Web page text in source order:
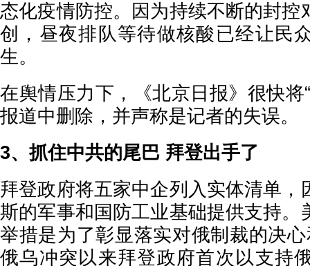
态化疫情防控。因为持续不断的封控
创，昼夜排队等待做核酸已经让民
生。
在舆情压力下，《北京日报》很快将
报道中删除，并声称是记者的失误。
3、抓住中共的尾巴 拜登出手了
拜登政府将五家中企列入实体清单，
斯的军事和国防工业基础提供支持。
举措是为了彰显落实对俄制裁的决
俄乌冲突以来拜登政府首次以支持